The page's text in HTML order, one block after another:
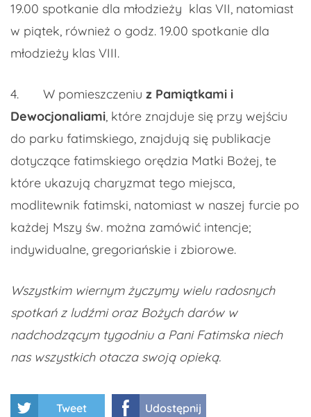
19.00 spotkanie dla młodzieży klas VII, natomiast
w piątek, również o godz. 19.00 spotkanie dla
młodzieży klas VIII.
4. W pomieszczeniu z Pamiątkami i
Dewocjonaliami, które znajduje się przy wejściu
do parku fatimskiego, znajdują się publikacje
dotyczące fatimskiego orędzia Matki Bożej, te
które ukazują charyzmat tego miejsca,
modlitewnik fatimski, natomiast w naszej furcie po
każdej Mszy św. można zamówić intencje;
indywidualne, gregoriańskie i zbiorowe.
Wszystkim wiernym życzymy wielu radosnych
spotkań z ludźmi oraz Bożych darów w
nadchodzącym tygodniu a Pani Fatimska niech
nas wszystkich otacza swoją opieką.
Tweet Udostępnij